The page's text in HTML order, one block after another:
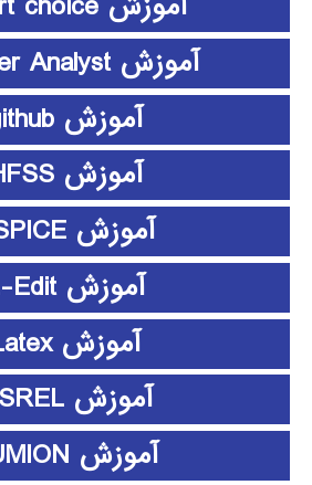
آموزش Frontier Analyst
آموزش github
آموزش HFSS
آموزش HSPICE
آموزش L-Edit
آموزش Latex
آموزش LISREL
آموزش LUMION